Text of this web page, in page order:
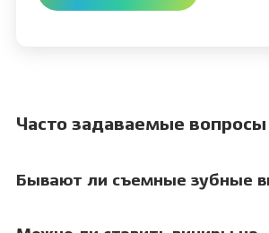
Часто задаваемые вопросы
Бывают ли съемные зубные